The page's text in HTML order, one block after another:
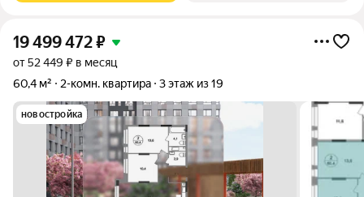
19 499 472₽
от 52 449 ₽ в месяц
60,4 м²
2-комн. квартира 3 этаж из 19
новостройка